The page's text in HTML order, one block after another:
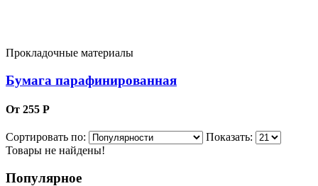
Прокладочные материалы
Бумага парафинированная
От 255 Р
Сортировать по:
Показать:
Товары не найдены!
Популярное